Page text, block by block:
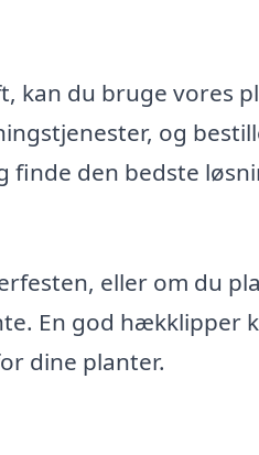
kan du bruge vores
og
finde den bedste
eller om du
En god hækklipper
dine planter.